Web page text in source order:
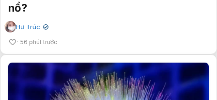
nổ?
Hư Trúc ✔
56 phút trước